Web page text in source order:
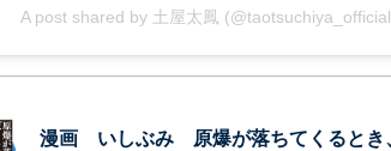
A post shared by 土屋太鳳
漫画 いしぶみ 原爆が落ちてくるとき